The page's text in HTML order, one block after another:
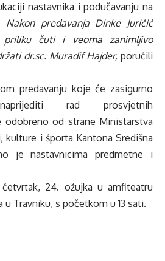
nastavnika i podučavanju na
Nakon predavanja Dinke Juričić
čuti i veoma zanimljivo
dr.sc. Muradif Hajder, poručili
predavanju koje će zasigurno
rad prosvjetnih
odobreno od strane Ministarstva
kulture i športa Kantona Središna
je nastavnicima predmetne i
24. ožujka u amfiteatru
Travniku, s početkom u 13 sati.